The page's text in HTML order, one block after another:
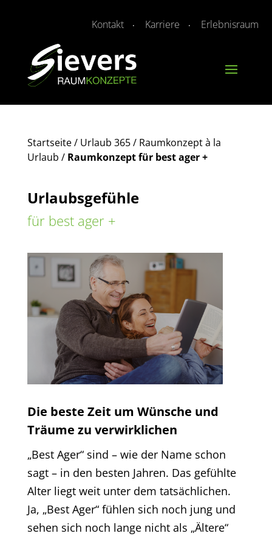
Kontakt Karriere Erlebnisraum
Startseite/ Urlaub 365 / Raumkonzept à la
Urlaub / Raumkonzept für best ager +
Urlaubsgefühle
für best ager +
Die beste Zeit um Wünsche und
Träume zu verwirklichen
„Best Ager“ sind – wie der Name schon
sagt – in den besten Jahren. Das gefühlte
Alter liegt weit unter dem tatsächlichen.
Ja, „Best Ager“ fühlen sich noch jung und
sehen sich noch lange nicht als „Ältere“